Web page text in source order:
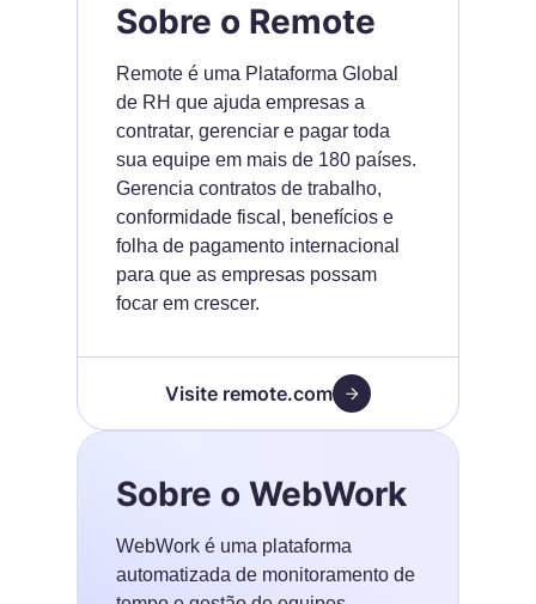
Sobre o Remote
Remote é uma Plataforma Global
de RH que ajuda empresas a
contratar, gerenciar e pagar toda
sua equipe em mais de 180 países.
Gerencia contratos de trabalho,
conformidade fiscal, benefícios e
folha de pagamento internacional
para que as empresas possam
focar em crescer.
Visite remote.com
Sobre o WebWork
WebWork é uma plataforma
automatizada de monitoramento de